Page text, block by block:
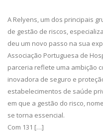
A Relyens, um dos principais
de gestão de riscos,
deu um novo passo na sua
Associação Portuguesa de
parceria reflete uma ambição
inovadora de seguro e
estabelecimentos de saúde
em que a gestão do risco,
se torna essencial.
Com 131 […]